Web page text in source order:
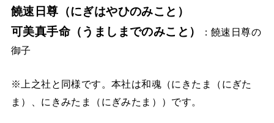
饒速日尊（にぎはやひのみこと）
可美真手命（うましまでのみこと）
：饒速日尊の
御子
※上之社と同様です。本社は和魂（にきたま（にぎた
ま）、にきみたま（にぎみたま））です。